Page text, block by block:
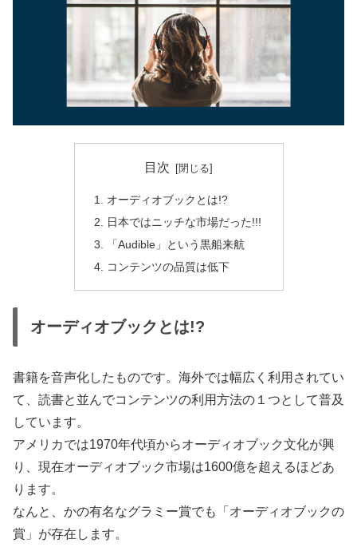
目次
オーディオブックとは!?
日本ではニッチな市場だった!!!
「Audible」という黒船来航
コンテンツの品質は低下
オーディオブックとは!?
書籍を音声化したものです。海外では幅広く利用されてい
て、読書と並んでコンテンツの利用方法の１つとして普及
しています。
アメリカでは1970年代頃からオーディオブック文化が興
り、現在オーディオブック市場は1600億を超えるほどあ
ります。
なんと、かの有名なグラミー賞でも「オーディオブックの
賞」が存在します。